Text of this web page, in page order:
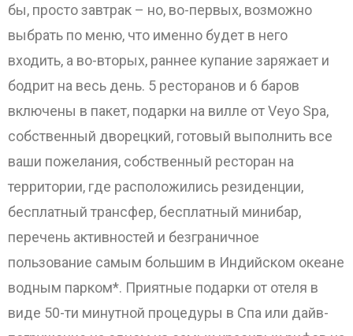
бы, просто завтрак – но, во-первых, возможно
выбрать по меню, что именно будет в него
входить, а во-вторых, раннее купание заряжает и
бодрит на весь день. 5 ресторанов и 6 баров
включены в пакет, подарки на вилле от Veyo Spa,
собственный дворецкий, готовый выполнить все
ваши пожелания, собственный ресторан на
территории, где расположились резиденции,
бесплатный трансфер, бесплатный минибар,
перечень активностей и безграничное
пользование самым большим в Индийском океане
водным парком*. Приятные подарки от отеля в
виде 50-ти минутной процедуры в Спа или дайв-